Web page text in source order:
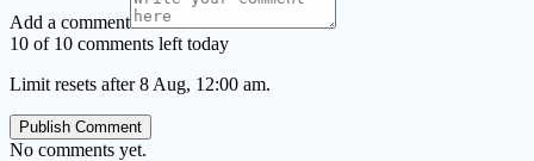
Add a comment
10 of 10 comments left today
Limit resets after 8 Aug, 12:00 am.
Publish Comment
No comments yet.